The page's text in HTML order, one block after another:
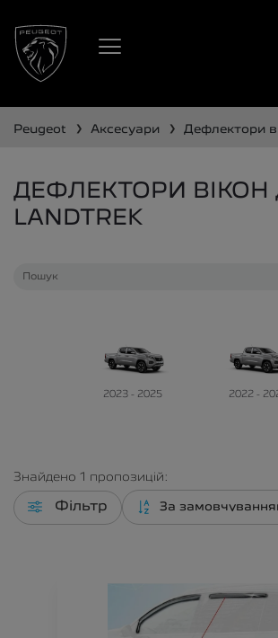
peugeot ❯ аксесуари ❯ дефлектори
ДЕФЛЕКТОРИ ВІКОН
LANDTREK
2023 - 2025 2022 -
Знайдено 1 пропозицій:
Фільтр